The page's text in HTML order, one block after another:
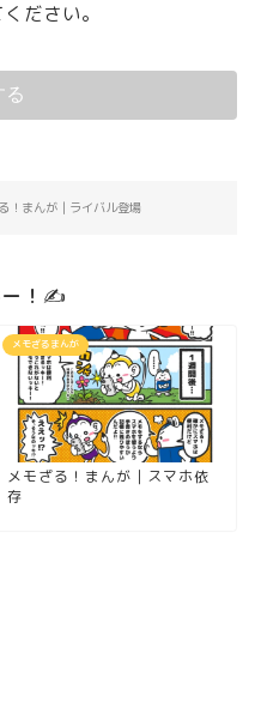
ださい。
！まんが｜ライバル登場
ー！✍
メモざるまんが
メモざる！まんが｜スマホ依
存